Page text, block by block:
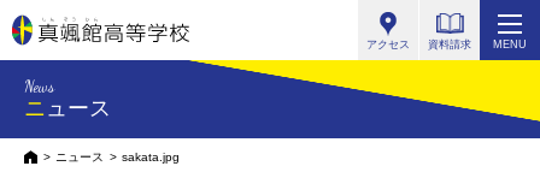
アクセス 資料請求 MENU
News
ニュース
HOMEニュース sakata.jpg